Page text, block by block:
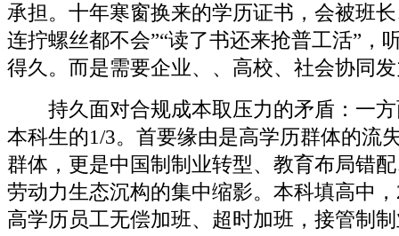
承担。十年寒窗换来的学历证书，会被班
连拧螺丝都不会”“读了书还来抢普工活”，
得久。而是需要企业、、高校、社会协同
持久面对合规成本取压力的矛盾：一方
本科生的1/3。首要缘由是高学历群体的流
群体，更是中国制制业转型、教育布局错
劳动力生态沉构的集中缩影。本科填高中
高学历员工无偿加班、超时加班，接管制